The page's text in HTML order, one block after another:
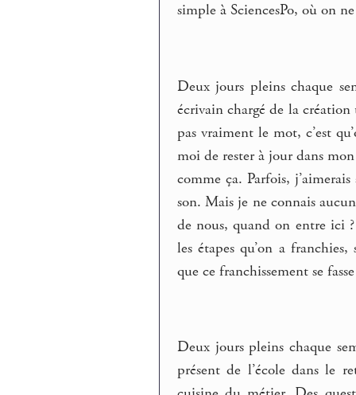
simple à SciencesPo, où on
Deux jours pleins chaque
écrivain chargé de la
pas vraiment le mot, c’est
moi de rester à jour dans
comme ça. Parfois,
son. Mais je ne connais
de nous, quand on entre ici
les étapes qu’on a
que ce franchissement se
Deux jours pleins chaque
présent de l’école dans le